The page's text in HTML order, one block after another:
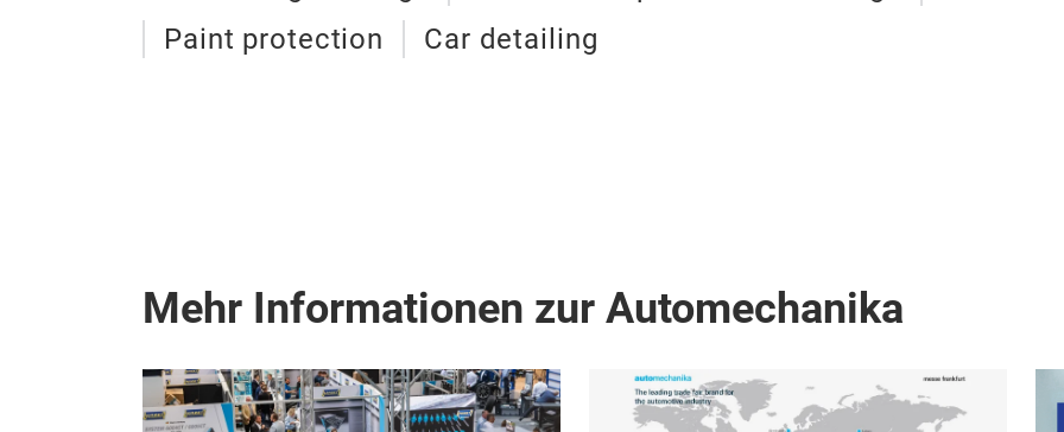
Paint protection
Car detailing
Mehr Informationen zur Automechanika